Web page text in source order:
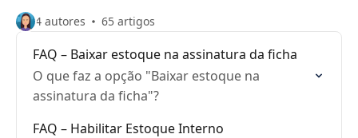
4 autores 65 artigos
FAQ – Baixar estoque na assinatura da ficha
O que faz a opção "Baixar estoque na
assinatura da ficha"?
FAQ – Habilitar Estoque Interno